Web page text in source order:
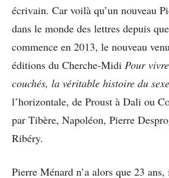
écrivain. Car voilà qu’un nouveau
dans le monde des lettres depuis
commence en 2013, le nouveau
éditions du Cherche-Midi Pour
couchés, la véritable histoire du sexe
l’horizontale, de Proust à Dali ou
par Tibère, Napoléon, Pierre
Ribéry.
Pierre Ménard n’a alors que 23